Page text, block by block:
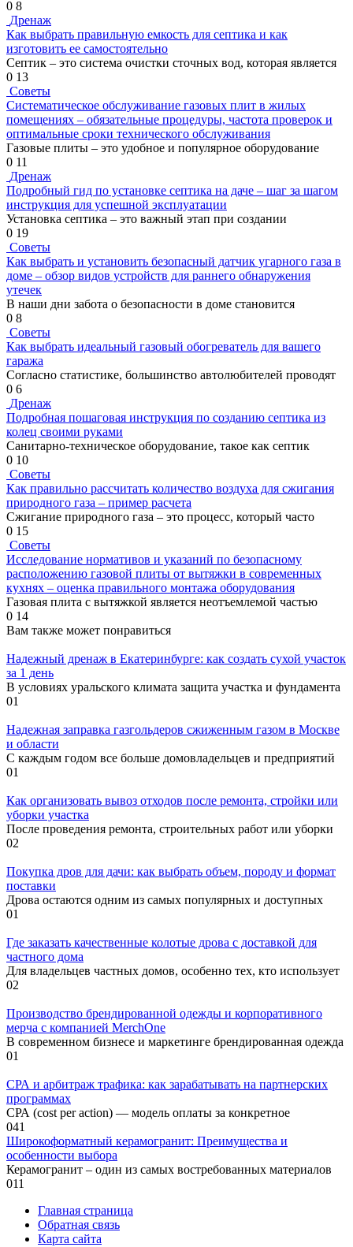
0 8
Дренаж
Как выбрать правильную емкость для септика и как
изготовить ее самостоятельно
Септик – это система очистки сточных вод, которая является
0 13
Советы
Систематическое обслуживание газовых плит в жилых
помещениях – обязательные процедуры, частота проверок и
оптимальные сроки технического обслуживания
Газовые плиты – это удобное и популярное оборудование
0 11
Дренаж
Подробный гид по установке септика на даче – шаг за шагом
инструкция для успешной эксплуатации
Установка септика – это важный этап при создании
0 19
Советы
Как выбрать и установить безопасный датчик угарного газа в
доме – обзор видов устройств для раннего обнаружения
утечек
В наши дни забота о безопасности в доме становится
0 8
Советы
Как выбрать идеальный газовый обогреватель для вашего
гаража
Согласно статистике, большинство автолюбителей проводят
0 6
Дренаж
Подробная пошаговая инструкция по созданию септика из
колец своими руками
Санитарно-техническое оборудование, такое как септик
0 10
Советы
Как правильно рассчитать количество воздуха для сжигания
природного газа – пример расчета
Сжигание природного газа – это процесс, который часто
0 15
Советы
Исследование нормативов и указаний по безопасному
расположению газовой плиты от вытяжки в современных
кухнях – оценка правильного монтажа оборудования
Газовая плита с вытяжкой является неотъемлемой частью
0 14
Вам также может понравиться
Надежный дренаж в Екатеринбурге: как создать сухой участок
за 1 день
В условиях уральского климата защита участка и фундамента
01
Надежная заправка газгольдеров сжиженным газом в Москве
и области
С каждым годом все больше домовладельцев и предприятий
01
Как организовать вывоз отходов после ремонта, стройки или
уборки участка
После проведения ремонта, строительных работ или уборки
02
Покупка дров для дачи: как выбрать объем, породу и формат
поставки
Дрова остаются одним из самых популярных и доступных
01
Где заказать качественные колотые дрова с доставкой для
частного дома
Для владельцев частных домов, особенно тех, кто использует
02
Производство брендированной одежды и корпоративного
мерча с компанией MerchOne
В современном бизнесе и маркетинге брендированная одежда
01
СРА и арбитраж трафика: как зарабатывать на партнерских
программах
СРА (cost per action) — модель оплаты за конкретное
041
Широкоформатный керамогранит: Преимущества и
особенности выбора
Керамогранит – один из самых востребованных материалов
011
Главная страница
Обратная связь
Карта сайта